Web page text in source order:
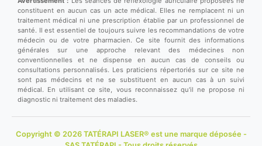
constituent en aucun cas un acte médical. Elles ne remplacent ni un
traitement médical ni une prescription établie par un professionnel de
santé. Il est essentiel de toujours suivre les recommandations de votre
médecin ou de votre pharmacien. Ce site fournit des informations
générales sur une approche relevant des médecines non
conventionnelles et ne dispense en aucun cas de conseils ou
consultations personnalisés. Les praticiens répertoriés sur ce site ne
sont pas médecins et ne se substituent en aucun cas à un suivi
médical. En utilisant ce site, vous reconnaissez qu'il ne propose ni
diagnostic ni traitement des maladies.
Copyright © 2026 TATÉRAPI LASER® est une marque déposée -